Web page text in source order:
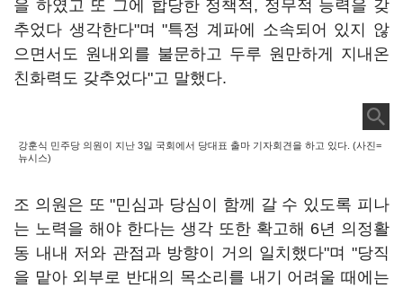
을 하였고 또 그에 합당한 정책적, 정무적 능력을 갖
추었다 생각한다"며 "특정 계파에 소속되어 있지 않
으면서도 원내외를 불문하고 두루 원만하게 지내온
친화력도 갖추었다"고 말했다.
강훈식 민주당 의원이 지난 3일 국회에서 당대표 출마 기자회견을 하고 있다. (사진=
뉴시스)
조 의원은 또 "민심과 당심이 함께 갈 수 있도록 피나
는 노력을 해야 한다는 생각 또한 확고해 6년 의정활
동 내내 저와 관점과 방향이 거의 일치했다"며 "당직
을 맡아 외부로 반대의 목소리를 내기 어려울 때에는